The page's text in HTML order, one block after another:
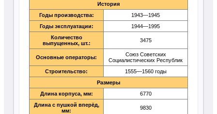
История
Годы производства:
1943—1945
Годы эксплуатации:
1944—1995
Количество
выпущенных, шт.:
3475
Основные операторы:
Союз Советских
Социалистических Республик
Строительство:
1555—1560 годы
Размеры
Длина корпуса, мм:
6770
Длина с пушкой вперёд,
мм:
9830